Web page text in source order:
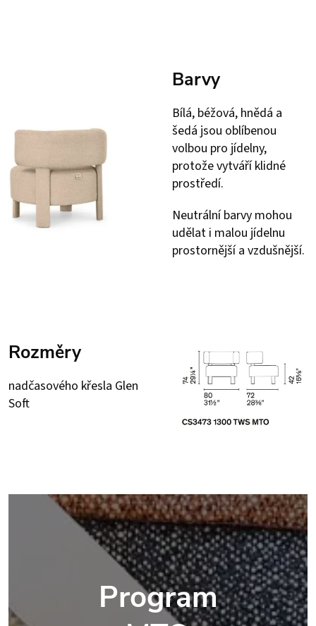
Barvy
Bílá, béžová, hnědá a
šedá jsou oblíbenou
volbou pro jídelny,
protože vytváří klidné
prostředí.
Neutrální barvy mohou
udělat i malou jídelnu
prostornější a vzdušnější.
Rozměry
nadčasového křesla Glen
Soft
Program